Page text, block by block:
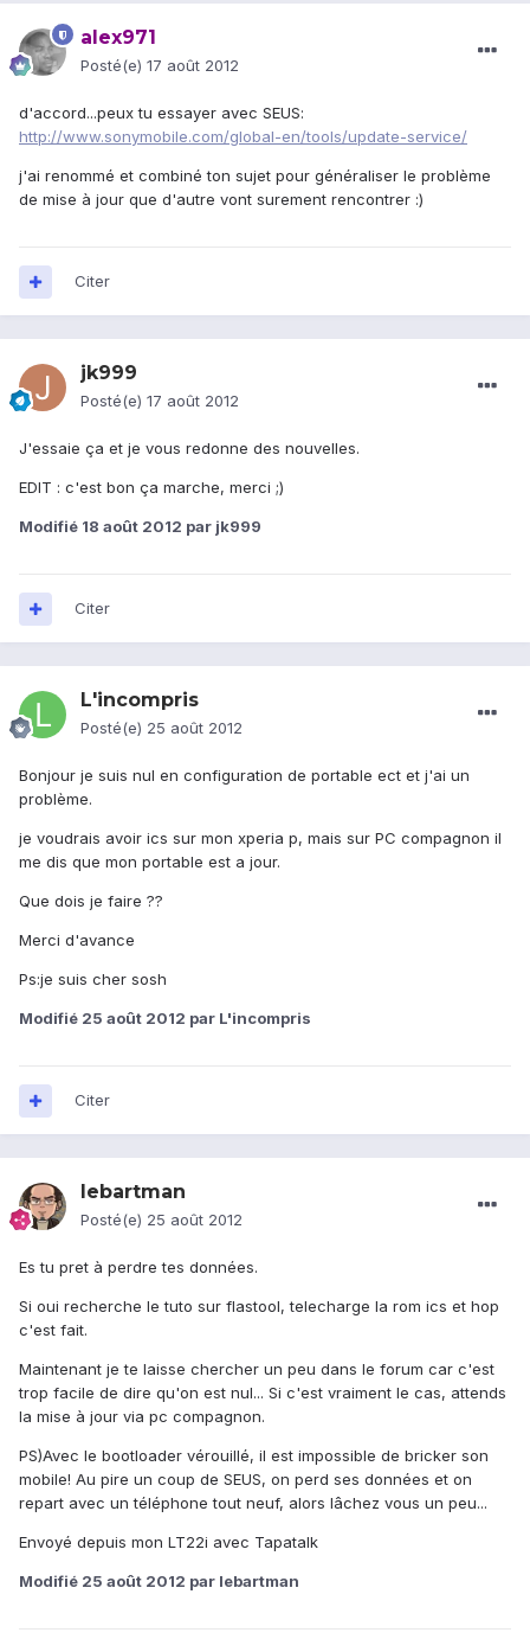
alex971
Posté(e) 17 août 2012
d'accord...peux tu essayer avec SEUS:
http://www.sonymobile.com/global-en/tools/update-service/
j'ai renommé et combiné ton sujet pour généraliser le problème
de mise à jour que d'autre vont surement rencontrer :)
Citer
jk999
Posté(e) 17 août 2012
J'essaie ça et je vous redonne des nouvelles.
EDIT : c'est bon ça marche, merci ;)
Modifié 18 août 2012 par jk999
Citer
L'incompris
Posté(e) 25 août 2012
Bonjour je suis nul en configuration de portable ect et j'ai un
problème.
je voudrais avoir ics sur mon xperia p, mais sur PC compagnon il
me dis que mon portable est a jour.
Que dois je faire ??
Merci d'avance
Ps:je suis cher sosh
Modifié 25 août 2012 par L'incompris
Citer
lebartman
Posté(e) 25 août 2012
Es tu pret à perdre tes données.
Si oui recherche le tuto sur flastool, telecharge la rom ics et hop
c'est fait.
Maintenant je te laisse chercher un peu dans le forum car c'est
trop facile de dire qu'on est nul... Si c'est vraiment le cas, attends
la mise à jour via pc compagnon.
PS)Avec le bootloader vérouillé, il est impossible de bricker son
mobile! Au pire un coup de SEUS, on perd ses données et on
repart avec un téléphone tout neuf, alors lâchez vous un peu...
Envoyé depuis mon LT22i avec Tapatalk
Modifié 25 août 2012 par lebartman